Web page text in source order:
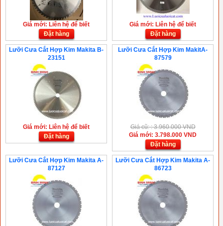
Giá mới: Liên hệ để biết
Đặt hàng
Giá mới: Liên hệ để biết
Đặt hàng
Lưỡi Cưa Cắt Hợp Kim Makita B-
23151
Giá mới: Liên hệ để biết
Đặt hàng
Lưỡi Cưa Cắt Hợp Kim MakitA-
87579
Giá cũ: : 3.960.000 VND
Giá mới: 3.798.000 VND
Đặt hàng
Lưỡi Cưa Cắt Hợp Kim Makita A-
87127
Lưỡi Cưa Cắt Hợp Kim Makita A-
86723